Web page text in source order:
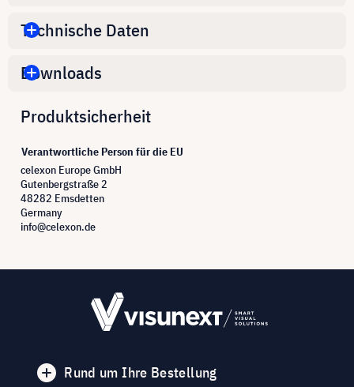
Technische Daten
Downloads
Produktsicherheit
Verantwortliche Person für die EU
celexon Europe GmbH
Gutenbergstraße 2
48282 Emsdetten
Germany
info@celexon.de
Rund um Ihre Bestellung